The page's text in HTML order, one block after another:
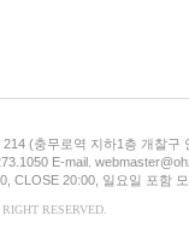
(충무로역 지하1층 개찰구
E-mail.
CLOSE 20:00, 일요일 포함
RESERVED.